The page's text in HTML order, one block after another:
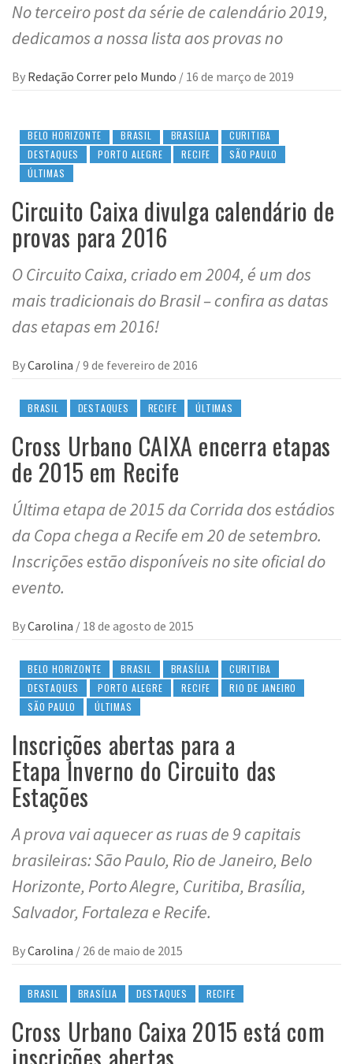
No terceiro post da série de calendário 2019,
dedicamos a nossa lista aos provas no
By Redação Correr pelo Mundo / 16 de março de 2019
BELO HORIZONTE BRASIL BRASÍLIA
CURITIBA
DESTAQUES
PORTO ALEGRE RECIFE
SÃO PAULO
ÚLTIMAS
Circuito Caixa divulga calendário de
provas para 2016
O Circuito Caixa, criado em 2004, é um dos
mais tradicionais do Brasil – confira as datas
das etapas em 2016!
ByCarolina /9 de fevereiro de 2016
BRASIL DESTAQUES RECIFE ÚLTIMAS
Cross Urbano CAIXA encerra etapas
de 2015 em Recife
Última etapa de 2015 da Corrida dos estádios
da Copa chega a Recife em 20 de setembro.
Inscrições estão disponíveis no site oficial do
evento.
ByCarolina / 18 de agosto de 2015
BELO HORIZONTE BRASIL BRASÍLIA
CURITIBA
DESTAQUES
PORTO ALEGRE RECIFE
RIO DE JANEIRO
SÃO PAULO
ÚLTIMAS
Inscrições abertas para a
Etapa Inverno do Circuito das
Estações
A prova vai aquecer as ruas de 9 capitais
brasileiras: São Paulo, Rio de Janeiro, Belo
Horizonte, Porto Alegre, Curitiba, Brasília,
Salvador, Fortaleza e Recife.
ByCarolina / 26 de maio de 2015
BRASIL BRASÍLIA DESTAQUES RECIFE
Cross Urbano Caixa 2015 está com